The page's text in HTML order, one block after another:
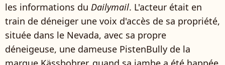
les informations du Dailymail. L'acteur était en
train de déneiger une voix d'accès de sa propriété,
située dans le Nevada, avec sa propre
déneigeuse, une dameuse PistenBully de la